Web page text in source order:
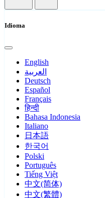
Idioma
English
العربية
Deutsch
Español
Français
हिन्दी
Bahasa Indonesia
Italiano
日本語
한국어
Polski
Português
Tiếng Việt
中文(简体)
中文(繁體)